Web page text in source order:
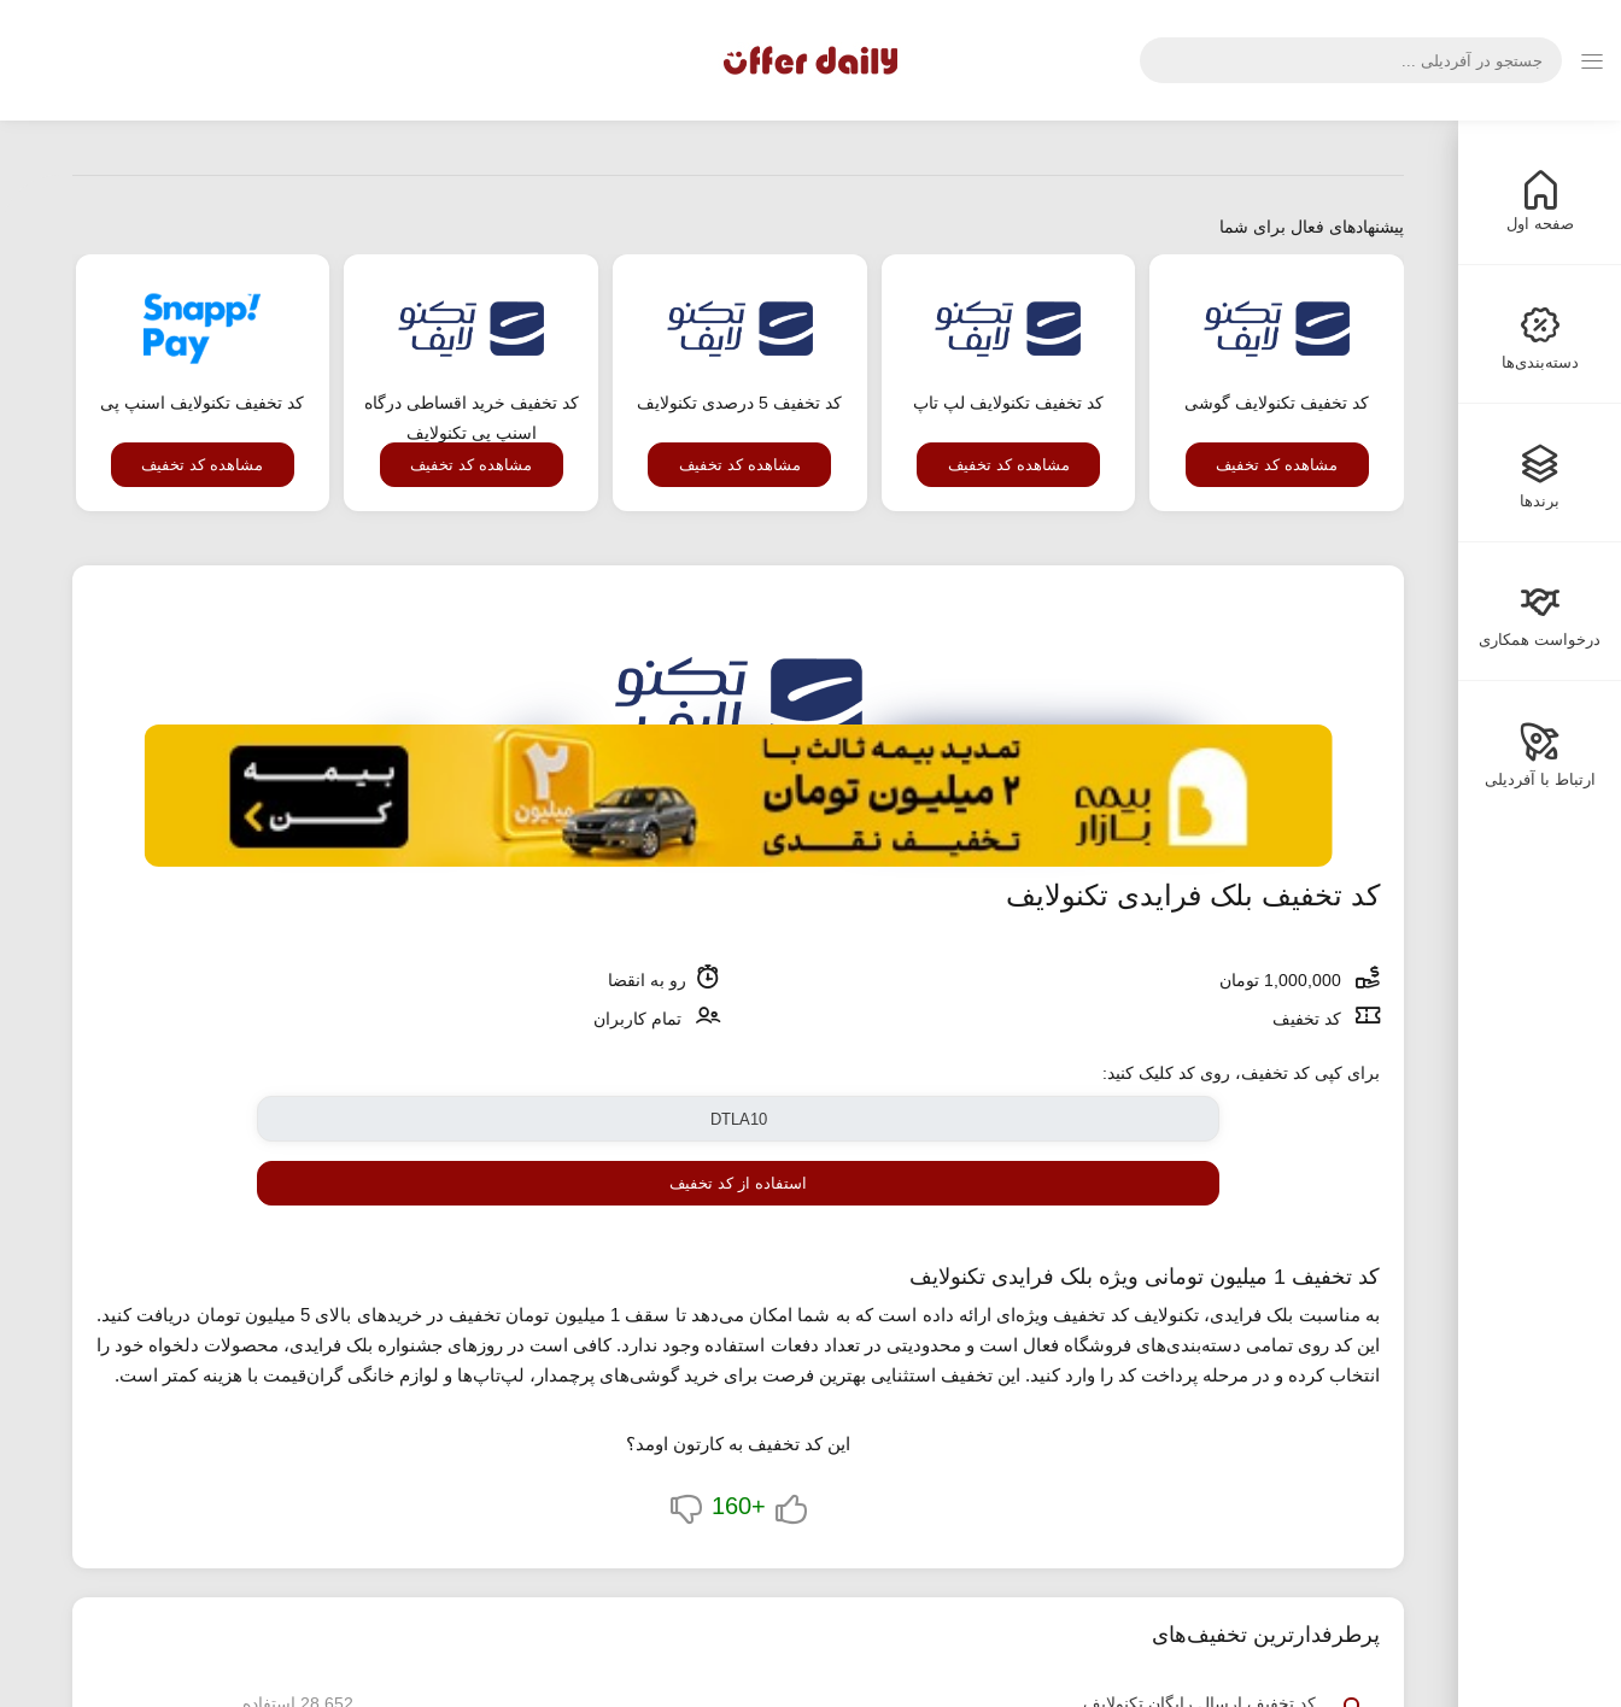
صفحه اول
دسته‌بندی‌ها
برندها
درخواست همکاری
ارتباط با آفردیلی
پیشنهادهای فعال برای شما
کد تخفیف تکنولایف گوشی
مشاهده کد تخفیف
کد تخفیف تکنولایف لپ تاپ
مشاهده کد تخفیف
کد تخفیف 5 درصدی تکنولایف
مشاهده کد تخفیف
کد تخفیف خرید اقساطی درگاه
اسنپ پی تکنولایف
مشاهده کد تخفیف
کد تخفیف تکنولایف اسنپ پی
مشاهده کد تخفیف
کد تخفیف بلک فرایدی تکنولایف
رو به انقضا
کد تخفیف
تمام کاربران
برای کپی کد تخفیف، روی کد کلیک کنید:
استفاده از کد تخفیف
کد تخفیف 1 میلیون تومانی ویژه بلک فرایدی تکنولایف
به مناسبت بلک فرایدی، تکنولایف کد تخفیف ویژه‌ای ارائه داده است که به شما امکان می‌دهد تا سقف 1 میلیون تومان تخفیف در خریدهای بالای 5 میلیون تومان دریافت کنید.
این کد روی تمامی دسته‌بندی‌های فروشگاه فعال است و محدودیتی در تعداد دفعات استفاده وجود ندارد. کافی است در روزهای جشنواره بلک فرایدی، محصولات دلخواه خود را
انتخاب کرده و در مرحله پرداخت کد را وارد کنید. این تخفیف استثنایی بهترین فرصت برای خرید گوشی‌های پرچمدار، لپ‌تاپ‌ها و لوازم خانگی گران‌قیمت با هزینه کمتر است.
این کد تخفیف به کارتون اومد؟
+160
پرطرفدارترین تخفیف‌های